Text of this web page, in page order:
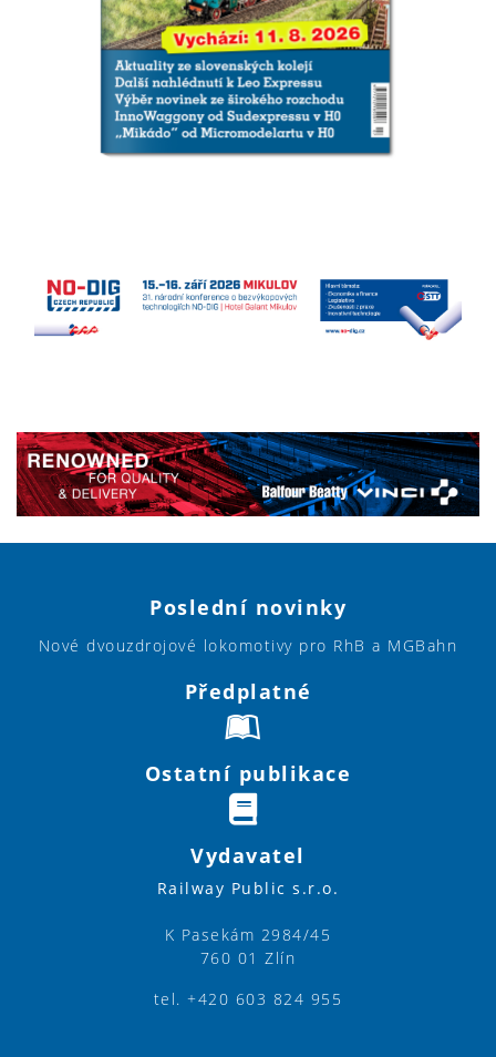
Poslední novinky
Nové dvouzdrojové lokomotivy pro RhB a MGBahn
Předplatné
Ostatní publikace
Vydavatel
Railway Public s.r.o.
K Pasekám 2984/45
760 01 Zlín
tel. +420 603 824 955